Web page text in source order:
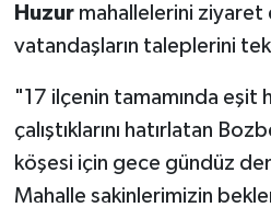
Huzurmahallelerini ziyaret
vatandaşların taleplerini
"17 ilçenin tamamında eşit
çalıştıklarını hatırlatan
köşesi için gece gündüz
Mahalle sakinlerimizin